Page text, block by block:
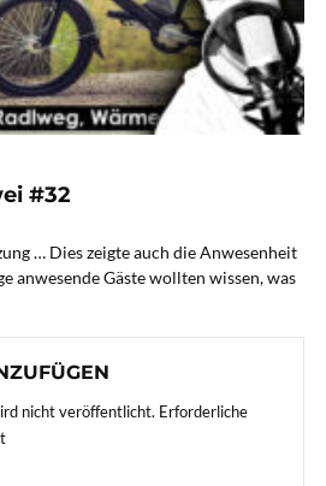
#32
… Dies zeigte auch die Anwesenheit
anwesende Gäste wollten wissen, was
nicht veröffentlicht. Erforderliche